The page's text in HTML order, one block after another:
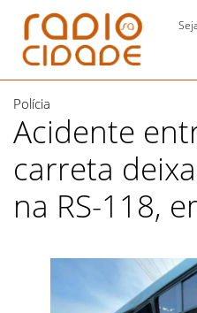
Polícia
Acidente
carreta
na RS-118,